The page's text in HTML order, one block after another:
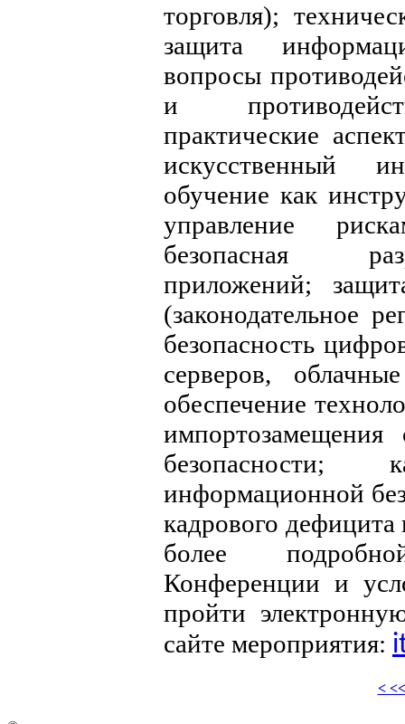
торговля);
защита
вопросы
и
практические
искусственный
обучение как
управление
безопасная
приложений;
(законодательное
безопасность
серверов,
обеспечение
безопасности;
информационной
кадрового дефицита
более
Конференции и
пройти
сайте мероприятия:
< <<